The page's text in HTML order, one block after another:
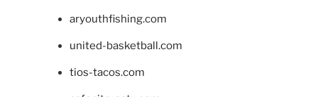
aryouthfishing.com
united-basketball.com
tios-tacos.com